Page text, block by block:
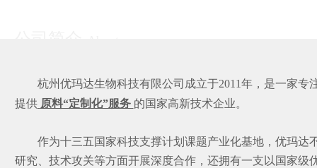
杭州优玛达生物科技有限公司成立于2011年，是一家专
提供 原料“定制化”服务 的国家高新技术企业。
作为十三五国家科技支撑计划课题产业化基地，优玛达
研究、技术攻关等方面开展深度合作，还拥有一支以国家级